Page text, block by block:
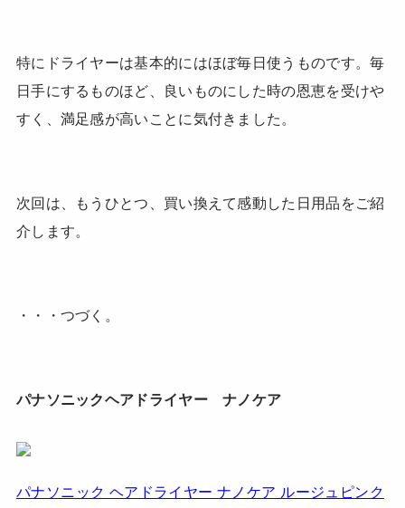
特にドライヤーは基本的にはほぼ毎日使うものです。毎
日手にするものほど、良いものにした時の恩恵を受けや
すく、満足感が高いことに気付きました。
次回は、もうひとつ、買い換えて感動した日用品をご紹
介します。
・・・つづく。
パナソニックヘアドライヤー ナノケア
パナソニック ヘアドライヤー ナノケア ルージュピンク